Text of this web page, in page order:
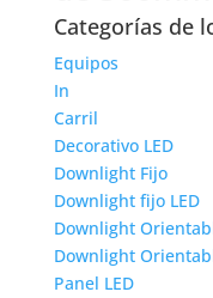
Categorías de
Equipos
In
Carril
Decorativo LED
Downlight Fijo
Downlight fijo LED
Downlight
Downlight
Panel LED